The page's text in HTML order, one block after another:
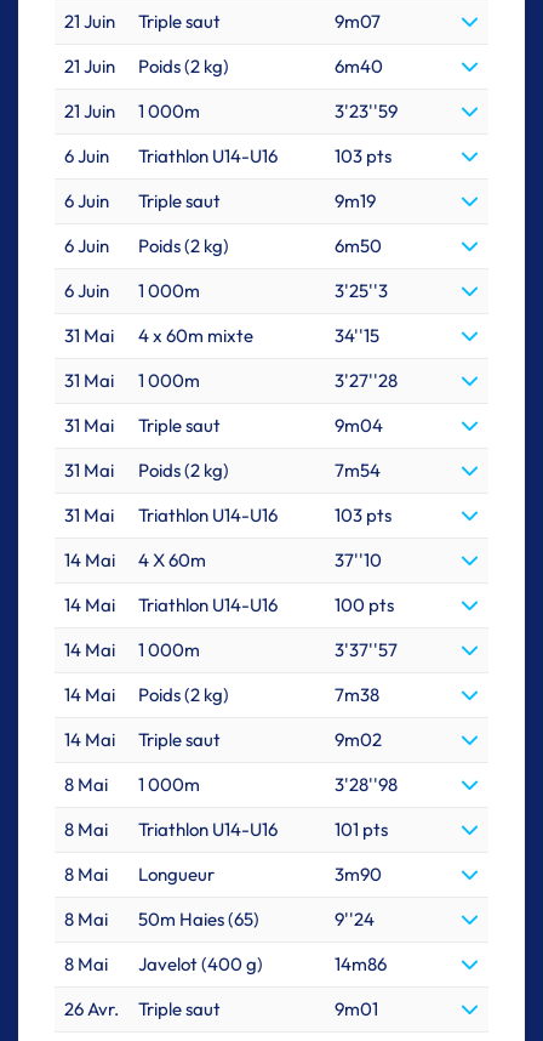
21 Juin
Triple saut
9m07
21 Juin
Poids (2 kg)
6m40
21 Juin
1 000m
3'23''59
6 Juin
Triathlon U14-U16
103 pts
6 Juin
Triple saut
9m19
6 Juin
Poids (2 kg)
6m50
6 Juin
1 000m
3'25''3
31 Mai
4 x 60m mixte
34''15
31 Mai
1 000m
3'27''28
31 Mai
Triple saut
9m04
31 Mai
Poids (2 kg)
7m54
31 Mai
Triathlon U14-U16
103 pts
14 Mai
4 X 60m
37''10
14 Mai
Triathlon U14-U16
100 pts
14 Mai
1 000m
3'37''57
14 Mai
Poids (2 kg)
7m38
14 Mai
Triple saut
9m02
8 Mai
1 000m
3'28''98
8 Mai
Triathlon U14-U16
101 pts
8 Mai
Longueur
3m90
8 Mai
50m Haies (65)
9''24
8 Mai
Javelot (400 g)
14m86
26 Avr.
Triple saut
9m01